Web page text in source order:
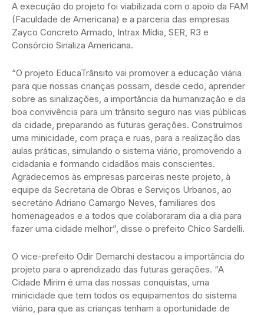
A execução do projeto foi viabilizada com o apoio da FAM
(Faculdade de Americana) e a parceria das empresas
Zayco Concreto Armado, Intrax Mídia, SER, R3 e
Consórcio Sinaliza Americana.
“O projeto EducaTrânsito vai promover a educação viária
para que nossas crianças possam, desde cedo, aprender
sobre as sinalizações, a importância da humanização e da
boa convivência para um trânsito seguro nas vias públicas
da cidade, preparando as futuras gerações. Construímos
uma minicidade, com praça e ruas, para a realização das
aulas práticas, simulando o sistema viário, promovendo a
cidadania e formando cidadãos mais conscientes.
Agradecemos às empresas parceiras neste projeto, à
equipe da Secretaria de Obras e Serviços Urbanos, ao
secretário Adriano Camargo Neves, familiares dos
homenageados e a todos que colaboraram dia a dia para
fazer uma cidade melhor”, disse o prefeito Chico Sardelli.
O vice-prefeito Odir Demarchi destacou a importância do
projeto para o aprendizado das futuras gerações. “A
Cidade Mirim é uma das nossas conquistas, uma
minicidade que tem todos os equipamentos do sistema
viário, para que as crianças tenham a oportunidade de